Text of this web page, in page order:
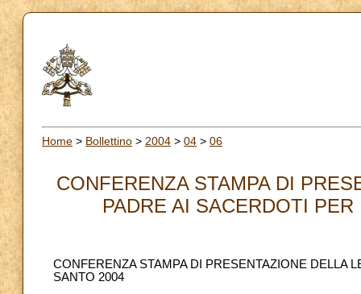
Home > Bollettino > 2004 > 04 > 06
CONFERENZA STAMPA DI
PADRE AI SACERDOTI
CONFERENZA STAMPA DI PRESENTAZIONE DELLA
SANTO 2004